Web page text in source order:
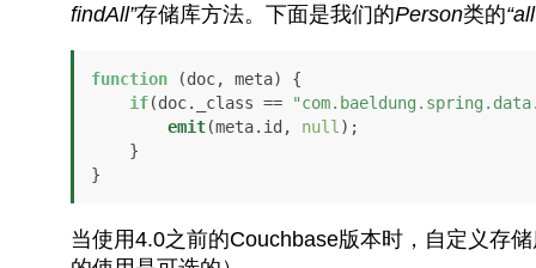
findAll”存储库方法。下面是我们的Person类的
function (doc, meta) {
if(doc. _class ==
emit(meta. id , null);
}
当使用4.0之前的Couchbase版本时，自定义存